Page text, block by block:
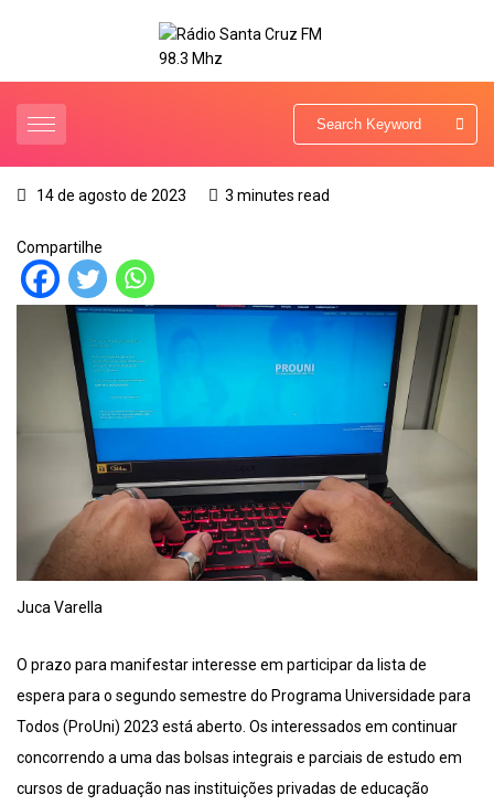
14 de agosto de 2023 3 minutes read
Compartilhe
Juca Varella
O prazo para manifestar interesse em participar da lista de
espera para o segundo semestre do Programa Universidade para
Todos (ProUni) 2023 está aberto. Os interessados em continuar
concorrendo a uma das bolsas integrais e parciais de estudo em
cursos de graduação nas instituições privadas de educação